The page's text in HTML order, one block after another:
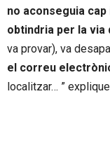
no aconseguia
obtindria per la
va provar), va
el correu
localitzar… ”